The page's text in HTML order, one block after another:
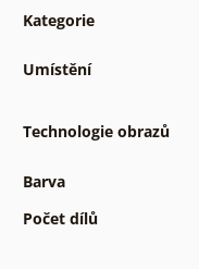
Kategorie
Umístění
Technologie obrazů
Barva
Počet dílů